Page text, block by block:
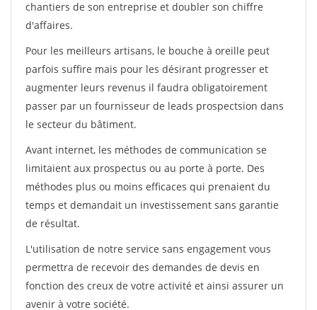
chantiers de son entreprise et doubler son chiffre
d'affaires.
Pour les meilleurs artisans, le bouche à oreille peut
parfois suffire mais pour les désirant progresser et
augmenter leurs revenus il faudra obligatoirement
passer par un fournisseur de leads prospectsion dans
le secteur du bâtiment.
Avant internet, les méthodes de communication se
limitaient aux prospectus ou au porte à porte. Des
méthodes plus ou moins efficaces qui prenaient du
temps et demandait un investissement sans garantie
de résultat.
L'utilisation de notre service sans engagement vous
permettra de recevoir des demandes de devis en
fonction des creux de votre activité et ainsi assurer un
avenir à votre société.